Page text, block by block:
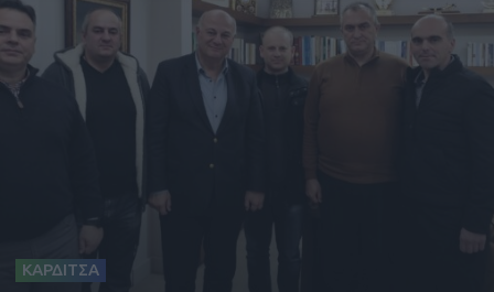
ΑΓΩΝ
ΚΑΡΔΙΤΣΑ